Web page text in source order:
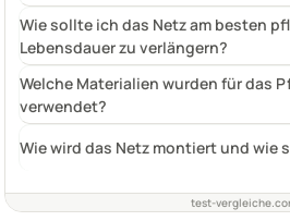
Wie sollte ich das Netz am besten
Lebensdauer zu verlängern?
Welche Materialien wurden für das
verwendet?
Wie wird das Netz montiert und wie
test-